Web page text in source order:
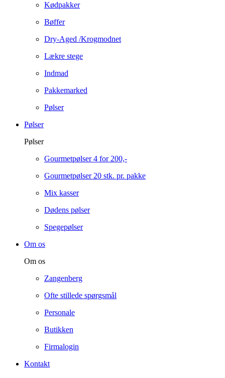
Kødpakker
Bøffer
Dry-Aged /Krogmodnet
Lækre stege
Indmad
Pakkemarked
Pølser
Pølser
Pølser
Gourmetpølser 4 for 200,-
Gourmetpølser 20 stk. pr. pakke
Mix kasser
Dødens pølser
Spegepølser
Om os
Om os
Zangenberg
Ofte stillede spørgsmål
Personale
Butikken
Firmalogin
Kontakt